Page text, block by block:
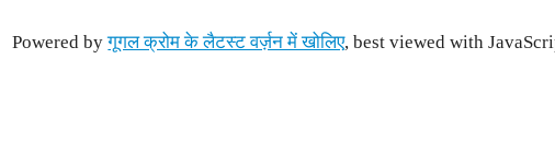
Powered byगूगल क्रोम के लैटस्ट वर्ज़न में खोलिए, best viewed with